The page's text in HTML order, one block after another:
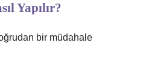
Yapılır?
bir müdahale